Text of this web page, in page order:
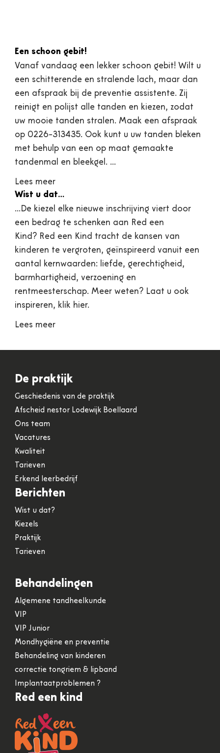
Een schoon gebit!
Vanaf vandaag een lekker schoon gebit! Wilt u
een schitterende en stralende lach, maar dan
een afspraak bij de preventie assistente. Zij
reinigt en polijst alle tanden en kiezen, zodat
uw mooie tanden stralen. Maak een afspraak
op 0226-313435. Ook kunt u uw tanden bleken
met behulp van een op maat gemaakte
tandenmal en bleekgel. …
Lees meer
Wist u dat…
…De kiezel elke nieuwe inschrijving viert door
een bedrag te schenken aan Red een
Kind? Red een Kind tracht de kansen van
kinderen te vergroten, geïnspireerd vanuit een
aantal kernwaarden: liefde, gerechtigheid,
barmhartigheid, verzoening en
rentmeesterschap. Meer weten? Laat u ook
inspireren, klik hier.
Lees meer
De praktijk
Geschiedenis van de praktijk
Afscheid nestor Lodewijk Boellaard
Ons team
Vacatures
Kwaliteit
Tarieven
Erkend leerbedrijf
Berichten
Wist u dat?
Kiezels
Praktijk
Tarieven
Behandelingen
Algemene tandheelkunde
VIP
VIP Junior
Mondhygiëne en preventie
Behandeling van kinderen
correctie tongriem & lipband
Implantaatproblemen ?
Red een kind